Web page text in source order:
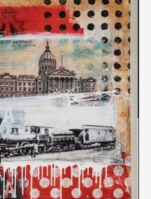
Galleries, Nashville,
Contemporary, Denver,
y trabaja en Savannah,